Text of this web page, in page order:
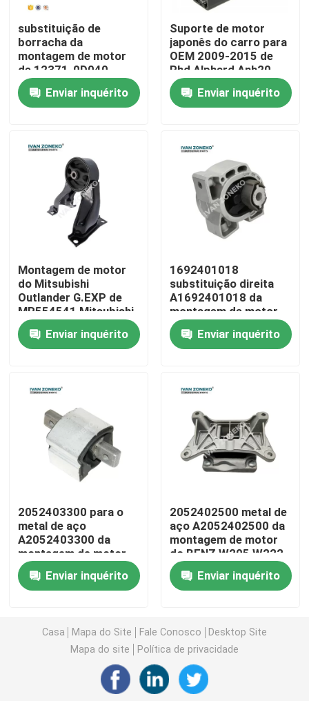
Produtos
Vídeos
Sobre nós
Visita à fábrica
Contate-nos
Notícia
Casos
Montagens do motor de automóveis
Suporte de motor traseiro
Suporte de motor de borracha
Suporte de motor de Hyundai
Braço de controle da suspensão
Relação da barra do estabilizador
substituição de
borracha da
montagem de motor
de 12371-0D040
Toyota para o
bar/COROLLA de
CAMRY
Enviar inquérito
Suporte de motor
japonês do carro para
OEM 2009-2015 de
Rhd Alphard Anh20
12305-28231
Enviar inquérito
Montagem de motor
do Mitsubishi
Outlander G.EXP de
MR554541 Mitsubishi
AIRTREK/
Enviar inquérito
1692401018
substituição direita
A1692401018 da
montagem de motor
de W245 W169
Enviar inquérito
2052403300 para o
metal de aço
A2052403300 da
montagem de motor
da C-CLASSE W205
do BENZEnviar inquérito
2052402500 metal de
aço A2052402500 da
montagem de motor
do BENZ W205 W222
W213
Enviar inquérito
Casa Mapa do Site Fale Conosco
Desktop Site
Mapa do site
Política de privacidade